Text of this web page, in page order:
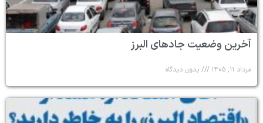
آخرین وضعیت جادهای البرز
مرداد ۱۱, ۱۴۰۵ بدون دیدگاه